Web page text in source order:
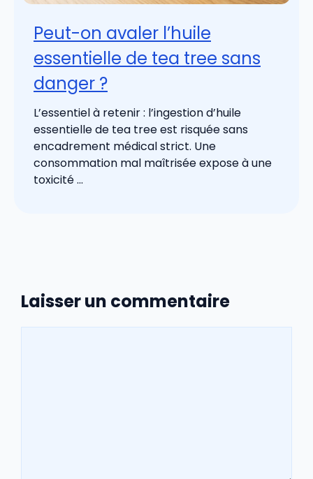
Peut-on avaler l’huile
essentielle de tea tree sans
danger ?
L’essentiel à retenir : l’ingestion d’huile
essentielle de tea tree est risquée sans
encadrement médical strict. Une
consommation mal maîtrisée expose à une
toxicité ...
Laisser un commentaire